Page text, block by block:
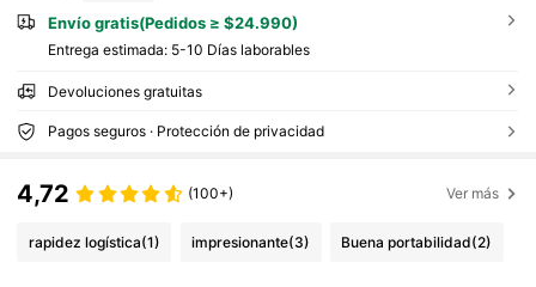
Envío gratis(Pedidos ≥ $24.990)
Entrega estimada: 5-10 Días laborables
Devoluciones gratuitas
Pagos seguros · Protección de privacidad
4,72 (100+) Ver más
rapidez logística(1) impresionante(3) Buena portabilidad(2)